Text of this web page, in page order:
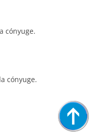
cónyuge.
cónyuge.